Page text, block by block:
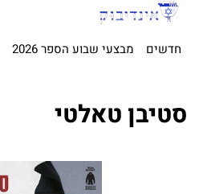
חדשים מבצעי שבוע הספר 2026
סטיבן טאלטי